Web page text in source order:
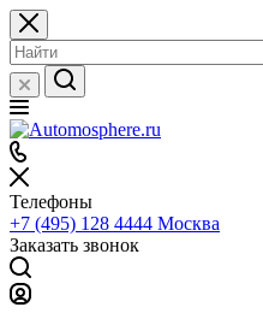
Телефоны
+7 (495) 128 4444 Москва
Заказать звонок